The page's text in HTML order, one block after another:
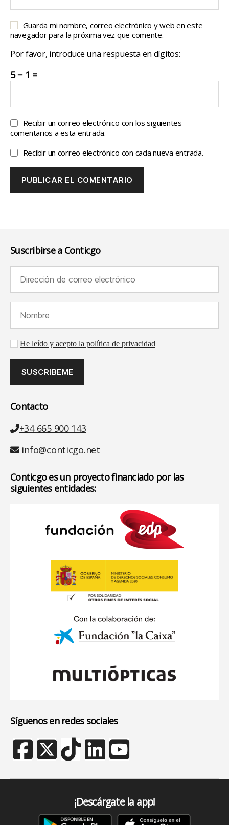
Guarda mi nombre, correo electrónico y web en este
navegador para la próxima vez que comente.
Por favor, introduce una respuesta en dígitos:
5 − 1 =
Recibir un correo electrónico con los siguientes
comentarios a esta entrada.
Recibir un correo electrónico con cada nueva entrada.
Suscribirse a Conticgo
Aceptación de la política de privacidad
He leído y acepto la política de privacidad
Contacto
Teléfono
+34 665 900 143
Email
info@conticgo.net
Conticgo es un proyecto financiado por las
siguientes entidades:
Síguenos en redes sociales
¡Descárgate la app!